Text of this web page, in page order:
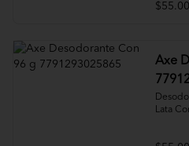
$55.00
Axe Desodorante Con 96 g
Lata